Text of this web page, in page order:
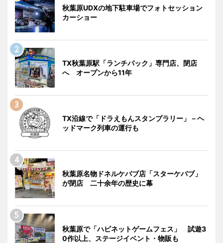
秋葉原UDXの地下駐車場でフォトセッション
カーショー
TX秋葉原駅「ランチパック」専門店、閉店
へ オープンから11年
TX沿線で「ドラえもんスタンプラリー」－ヘ
ッドマーク列車の運行も
秋葉原名物ドネルケバブ店「スターケバブ」
が閉店 二十余年の歴史に幕
秋葉原で「ハピネットゲームフェス」 試遊3
0作以上、ステージイベント・物販も